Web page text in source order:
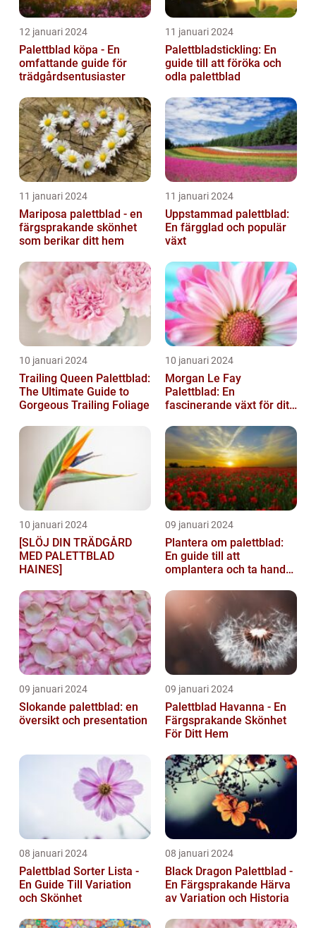
12 januari 2024
Palettblad köpa - En
omfattande guide för
trädgårdsentusiaster
11 januari 2024
Palettbladstickling: En
guide till att föröka och
odla palettblad
11 januari 2024
Mariposa palettblad - en
färgsprakande skönhet
som berikar ditt hem
11 januari 2024
Uppstammad palettblad:
En färgglad och populär
växt
10 januari 2024
Trailing Queen Palettblad:
The Ultimate Guide to
Gorgeous Trailing Foliage
10 januari 2024
Morgan Le Fay
Palettblad: En
fascinerande växt för ditt
10 januari 2024
[SLÖJ DIN TRÄDGÅRD
MED PALETTBLAD
HAINES]
09 januari 2024
Plantera om palettblad:
En guide till att
omplantera och ta hand
09 januari 2024
Slokande palettblad: en
översikt och presentation
09 januari 2024
Palettblad Havanna - En
Färgsprakande Skönhet
För Ditt Hem
08 januari 2024
Palettblad Sorter Lista -
En Guide Till Variation
och Skönhet
08 januari 2024
Black Dragon Palettblad -
En Färgsprakande Härva
av Variation och Historia